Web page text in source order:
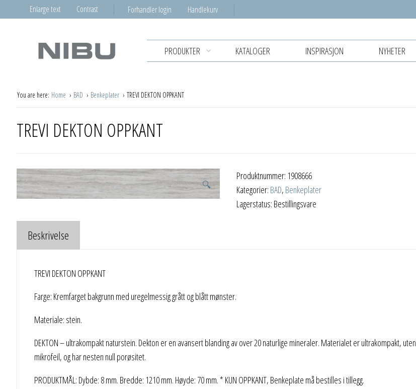
Enlarge text Contrast Forhandler login Handlekurv
PRODUKTER KATALOGER INSPIRASJON NYHETER
You are here: Home BAD Benkeplater TREVI DEKTON OPPKANT
TREVI DEKTON OPPKANT
🔍
Produktnummer: 1908666
Kategorier: BAD, Benkeplater
Lagerstatus: Bestillingsvare
Beskrivelse
TREVI DEKTON OPPKANT
Farge: Kremfarget bakgrunn med uregelmessig grått og blått mønster.
Materiale: stein.
DEKTON – ultrakompakt naturstein. Dekton er en avansert blanding av over 20 naturlige mineraler. Materialet er ultrakompakt, uten
mikrofeil, og har nesten null porøsitet.
PRODUKTMÅL: Dybde: 8 mm. Bredde: 1210 mm. Høyde: 70 mm. * KUN OPPKANT, Benkeplate må bestilles i tillegg.